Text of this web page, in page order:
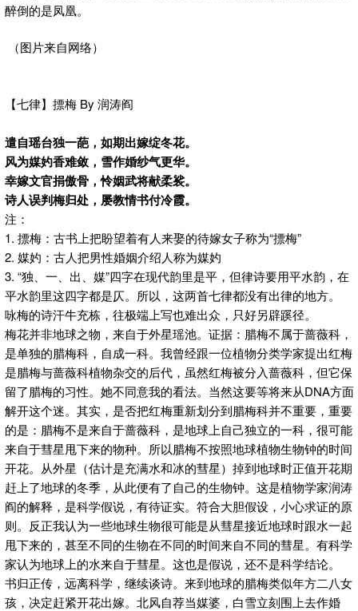
醉倒的是凤凰。
（图片来自网络）
【七律】摽梅 By 润涛阎
遣自瑶台独一葩，如期出嫁绽冬花。
风为媒妁香难敛，雪作婚纱气更华。
幸嫁文官捐傲骨，怜姻武将献柔裟。
诗人误判梅归处，屡教情书付冷霞。
注：
1. 摽梅：古书上把盼望着有人来娶的待嫁女子称为“摽梅”
2. 媒妁：古人把男性婚姻介绍人称为媒妁
3. “独、一、出、媒”四字在现代韵里是平，但律诗要用平水韵，在
平水韵里这四字都是仄。所以，这两首七律都没有出律的地方。
咏梅的诗汗牛充栋，往极端上写也难出众，只好另辟蹊径。
梅花并非地球之物，来自于外星瑶池。证据：腊梅不属于蔷薇科，
是单独的腊梅科，自成一科。我曾经跟一位植物分类学家提出红梅
是腊梅与蔷薇科植物杂交的后代，虽然红梅被分入蔷薇科，但它保
留了腊梅的习性。她不同意我的看法。当然这要等将来从DNA方面
解开这个迷。其实，是否把红梅重新划分到腊梅科并不重要，重要
的是：腊梅不是来自于蔷薇科，是地球上自己独立的一科，很可能
来自于彗星甩下来的物种。所以腊梅不按照地球植物生物钟的时间
开花。从外星（估计是充满水和冰的彗星）掉到地球时正值开花期
赶上了地球的冬季，从此便有了自己的生物钟。这是植物学家润涛
阎的解释，是科学假说，有待证实。符合大胆假设，小心求证的原
则。反正我认为一些地球生物很可能是从彗星接近地球时跟水一起
甩下来的，甚至不同的生物在不同的时间来自不同的彗星。有科学
家认为地球上的水来自于彗星。这也是假说，还不是科学结论。
书归正传，远离科学，继续谈诗。来到地球的腊梅类似年方二八女
孩，决定赶紧开花出嫁。北风自荐当媒婆，白雪立刻围上去作婚